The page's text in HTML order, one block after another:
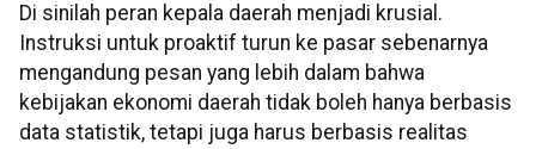
Di sinilah peran kepala daerah menjadi krusial.
Instruksi untuk proaktif turun ke pasar sebenarnya
mengandung pesan yang lebih dalam bahwa
kebijakan ekonomi daerah tidak boleh hanya berbasis
data statistik, tetapi juga harus berbasis realitas